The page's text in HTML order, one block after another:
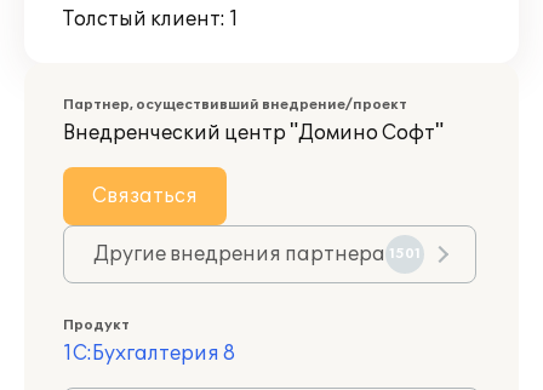
Толстый клиент: 1
Партнер, осуществивший внедрение/проект
Внедренческий центр "Домино Софт"
Связаться
Другие внедрения партнера 1501
Продукт
1С:Бухгалтерия 8